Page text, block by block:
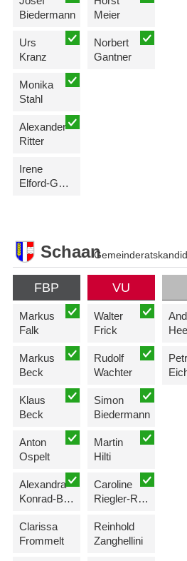
Biedermann
Urs
Kranz
Monika
Stahl
Alexander
Ritter
Irene
Elford-Gantner
Meier
Norbert
Gantner
Schaan
FBP
Markus
Falk
Markus
Beck
Klaus
Beck
Anton
Ospelt
Alexandra
Konrad-Biedermann
Clarissa
Frommelt
VU
Walter
Frick
Rudolf
Wachter
Simon
Biedermann
Martin
Hilti
Caroline
Riegler-Rüdisser
Reinhold
Zanghellini